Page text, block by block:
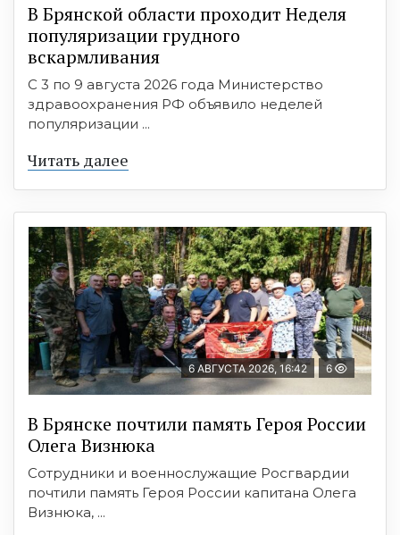
В Брянской области проходит Неделя
популяризации грудного
вскармливания
С 3 по 9 августа 2026 года Министерство
здравоохранения РФ объявило неделей
популяризации ...
Читать далее
6 АВГУСТА 2026, 16:42 6
В Брянске почтили память Героя России
Олега Визнюка
Сотрудники и военнослужащие Росгвардии
почтили память Героя России капитана Олега
Визнюка, ...